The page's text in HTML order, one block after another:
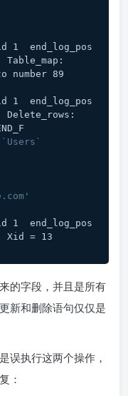
1  end_log_pos
Table_map:
number 89
1  end_log_pos
Delete_rows:
1  end_log_pos
Xid = 13
的字段，并且是所有
新和删除语句仅仅是
误执行这两个操作，
：